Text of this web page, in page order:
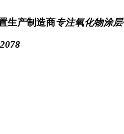
生产制造商专注氧化物涂